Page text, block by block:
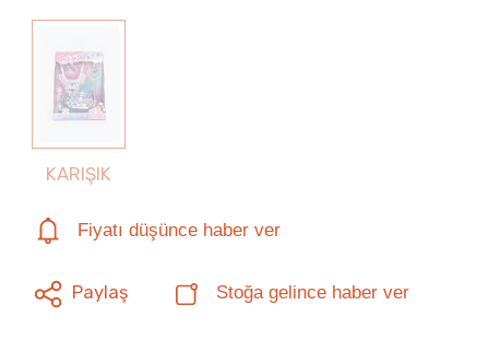
KARIŞIK
Fiyatı düşünce haber ver
Paylaş Stoğa gelince haber ver